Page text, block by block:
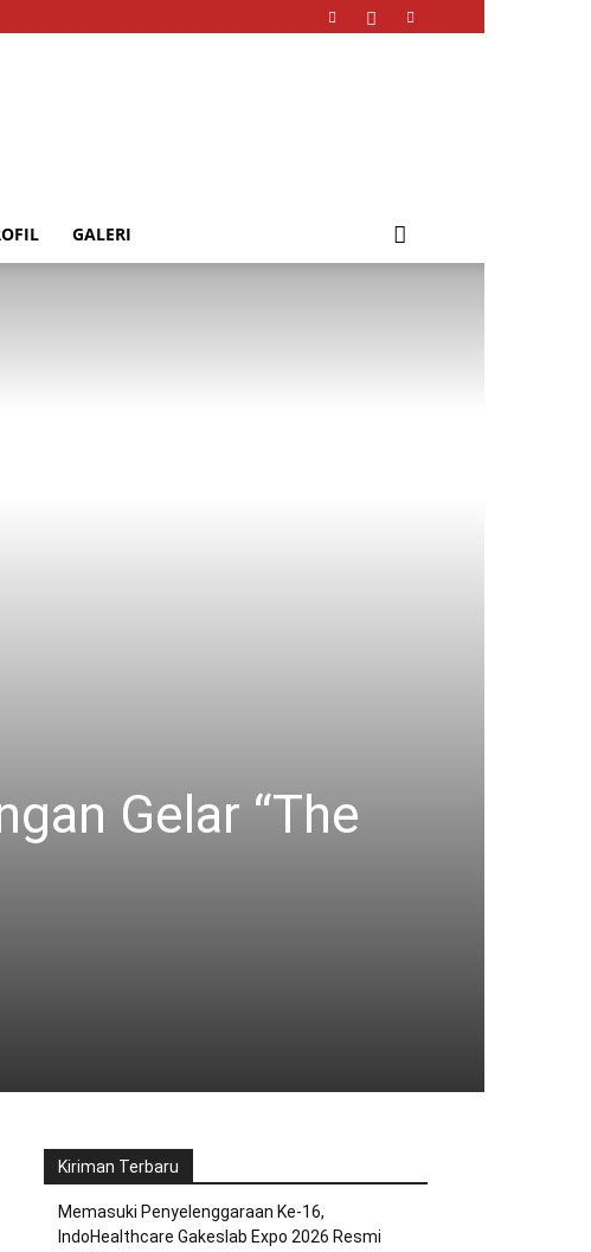
GALERI
Gelar “The
Kiriman Terbaru
Memasuki Penyelenggaraan Ke-16,
IndoHealthcare Gakeslab Expo 2026 Resmi